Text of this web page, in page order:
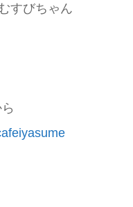
すびちゃん